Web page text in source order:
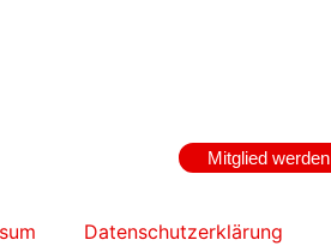
Mitglied werden
Datenschutzerklärung